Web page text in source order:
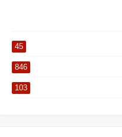
45
846
103